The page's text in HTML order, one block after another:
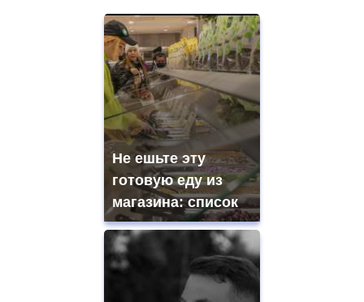
Не ешьте эту
готовую еду из
магазина: список